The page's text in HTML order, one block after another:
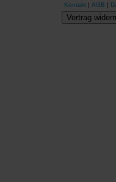
Kontakt | AGB |
Vertrag